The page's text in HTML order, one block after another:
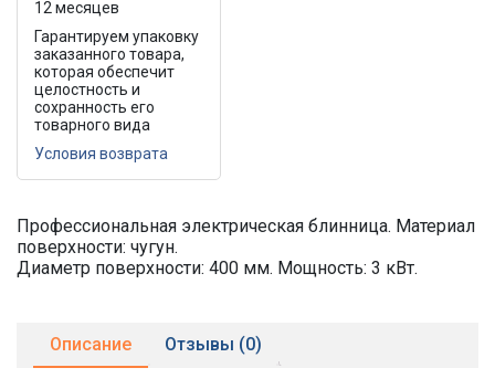
12 месяцев
Гарантируем упаковку
заказанного товара,
которая обеспечит
целостность и
сохранность его
товарного вида
Условия возврата
Профессиональная электрическая блинница. Материал
поверхности: чугун.
Диаметр поверхности: 400 мм. Мощность: 3 кВт.
Описание Отзывы (0)